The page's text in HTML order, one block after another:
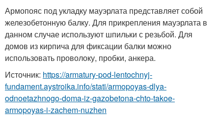
Армопояс под укладку мауэрлата представляет собой
железобетонную балку. Для прикрепления мауэрлата в
данном случае используют шпильки с резьбой. Для
домов из кирпича для фиксации балки можно
использовать проволоку, пробки, анкера.
Источник: https://armatury-pod-lentochnyj-
fundament.aystroika.info/stati/armopoyas-dlya-
odnoetazhnogo-doma-iz-gazobetona-chto-takoe-
armopoyas-i-zachem-nuzhen